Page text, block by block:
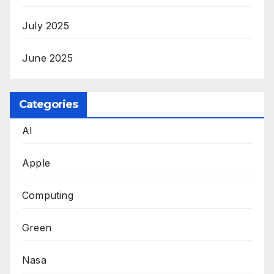
July 2025
June 2025
Categories
AI
Apple
Computing
Green
Nasa